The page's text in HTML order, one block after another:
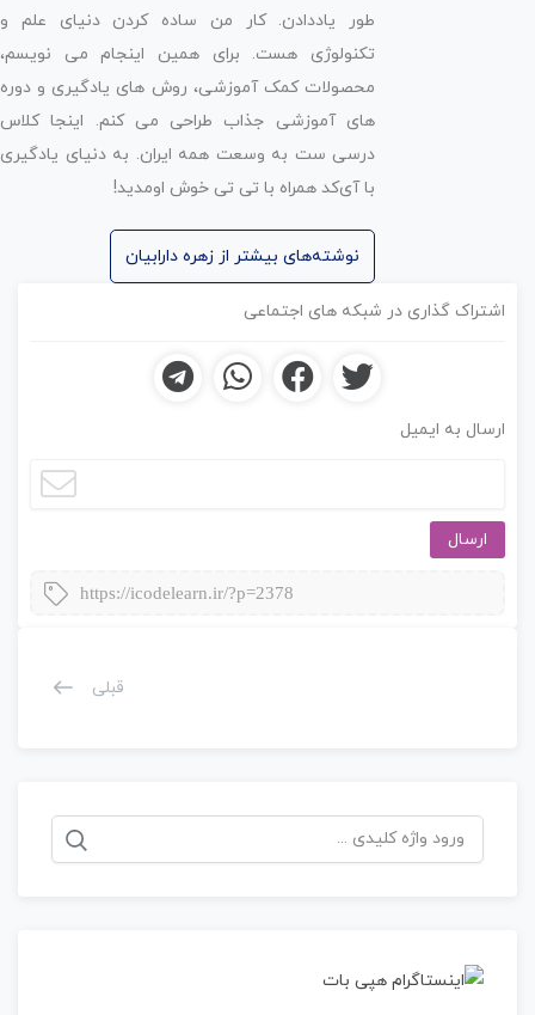
طور یاددادن. کار من ساده کردن دنیای علم و
تکنولوژی هست. برای همین اینجام می نویسم،
محصولات کمک آموزشی، روش های یادگیری و دوره
های آموزشی جذاب طراحی می کنم. اینجا کلاس
درسی ست به وسعت همه ایران. به دنیای یادگیری
با آی‌کد همراه با تی تی خوش اومدید!
نوشته‌های بیشتر از زهره دارابیان
اشتراک گذاری در شبکه های اجتماعی
ارسال به ایمیل
ارسال
https://icodelearn.ir/?p=2378
قبلی
برای: